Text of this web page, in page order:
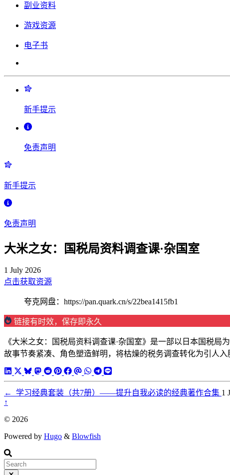
副业资料
游戏资源
电子书
新手提示
免责声明
新手提示
免责声明
大米之女：国税局资料调查课·杂国室
1 July 2026
点击获取资源
夸克网盘：https://pan.quark.cn/s/22bea1415fb1
链接有时效，保存即永久
《大米之女：国税局资料调查课·杂国室》是一部以日本国税
故事节奏紧凑、角色塑造鲜明，将枯燥的税务调查转化为引人
← 学习经典套装（共7册）——提升自我必读的经典著作合集 1
↑
© 2026
Powered by Hugo & Blowfish